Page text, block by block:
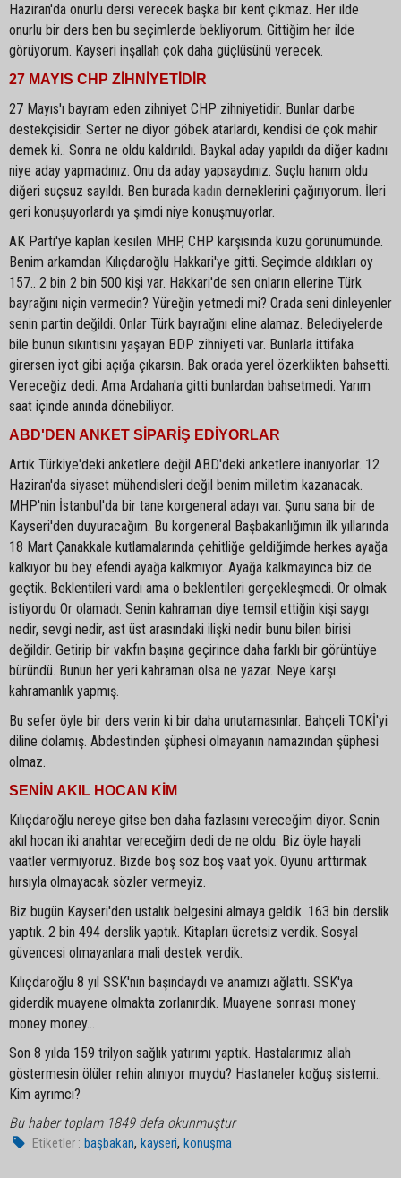
Haziran'da onurlu dersi verecek başka bir kent çıkmaz. Her ilde
onurlu bir ders ben bu seçimlerde bekliyorum. Gittiğim her ilde
görüyorum. Kayseri inşallah çok daha güçlüsünü verecek.
27 MAYIS CHP ZİHNİYETİDİR
27 Mayıs'ı bayram eden zihniyet CHP zihniyetidir. Bunlar darbe
destekçisidir. Serter ne diyor göbek atarlardı, kendisi de çok mahir
demek ki.. Sonra ne oldu kaldırıldı. Baykal aday yapıldı da diğer kadını
niye aday yapmadınız. Onu da aday yapsaydınız. Suçlu hanım oldu
diğeri suçsuz sayıldı. Ben burada kadın derneklerini çağırıyorum. İleri
geri konuşuyorlardı ya şimdi niye konuşmuyorlar.
AK Parti'ye kaplan kesilen MHP, CHP karşısında kuzu görünümünde.
Benim arkamdan Kılıçdaroğlu Hakkari'ye gitti. Seçimde aldıkları oy
157.. 2 bin 2 bin 500 kişi var. Hakkari'de sen onların ellerine Türk
bayrağını niçin vermedin? Yüreğin yetmedi mi? Orada seni dinleyenler
senin partin değildi. Onlar Türk bayrağını eline alamaz. Belediyelerde
bile bunun sıkıntısını yaşayan BDP zihniyeti var. Bunlarla ittifaka
girersen iyot gibi açığa çıkarsın. Bak orada yerel özerklikten bahsetti.
Vereceğiz dedi. Ama Ardahan'a gitti bunlardan bahsetmedi. Yarım
saat içinde anında dönebiliyor.
ABD'DEN ANKET SİPARİŞ EDİYORLAR
Artık Türkiye'deki anketlere değil ABD'deki anketlere inanıyorlar. 12
Haziran'da siyaset mühendisleri değil benim milletim kazanacak.
MHP'nin İstanbul'da bir tane korgeneral adayı var. Şunu sana bir de
Kayseri'den duyuracağım. Bu korgeneral Başbakanlığımın ilk yıllarında
18 Mart Çanakkale kutlamalarında çehitliğe geldiğimde herkes ayağa
kalkıyor bu bey efendi ayağa kalkmıyor. Ayağa kalkmayınca biz de
geçtik. Beklentileri vardı ama o beklentileri gerçekleşmedi. Or olmak
istiyordu Or olamadı. Senin kahraman diye temsil ettiğin kişi saygı
nedir, sevgi nedir, ast üst arasındaki ilişki nedir bunu bilen birisi
değildir. Getirip bir vakfın başına geçirince daha farklı bir görüntüye
büründü. Bunun her yeri kahraman olsa ne yazar. Neye karşı
kahramanlık yapmış.
Bu sefer öyle bir ders verin ki bir daha unutamasınlar. Bahçeli TOKİ'yi
diline dolamış. Abdestinden şüphesi olmayanın namazından şüphesi
olmaz.
SENİN AKIL HOCAN KİM
Kılıçdaroğlu nereye gitse ben daha fazlasını vereceğim diyor. Senin
akıl hocan iki anahtar vereceğim dedi de ne oldu. Biz öyle hayali
vaatler vermiyoruz. Bizde boş söz boş vaat yok. Oyunu arttırmak
hırsıyla olmayacak sözler vermeyiz.
Biz bugün Kayseri'den ustalık belgesini almaya geldik. 163 bin derslik
yaptık. 2 bin 494 derslik yaptık. Kitapları ücretsiz verdik. Sosyal
güvencesi olmayanlara mali destek verdik.
Kılıçdaroğlu 8 yıl SSK'nın başındaydı ve anamızı ağlattı. SSK'ya
giderdik muayene olmakta zorlanırdık. Muayene sonrası money
money money...
Son 8 yılda 159 trilyon sağlık yatırımı yaptık. Hastalarımız allah
göstermesin ölüler rehin alınıyor muydu? Hastaneler koğuş sistemi..
Kim ayrımcı?
Bu haber toplam 1849 defa okunmuştur
Etiketler : başbakan,kayseri,konuşma